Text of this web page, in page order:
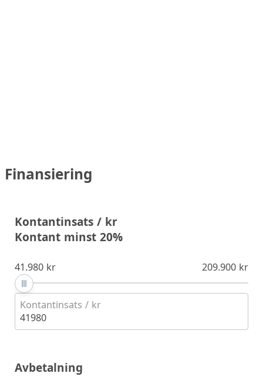
Finansiering
Kontantinsats / kr
Kontant minst 20%
41.980 kr 209.900 kr
Kontantinsats / kr
41980
Avbetalning